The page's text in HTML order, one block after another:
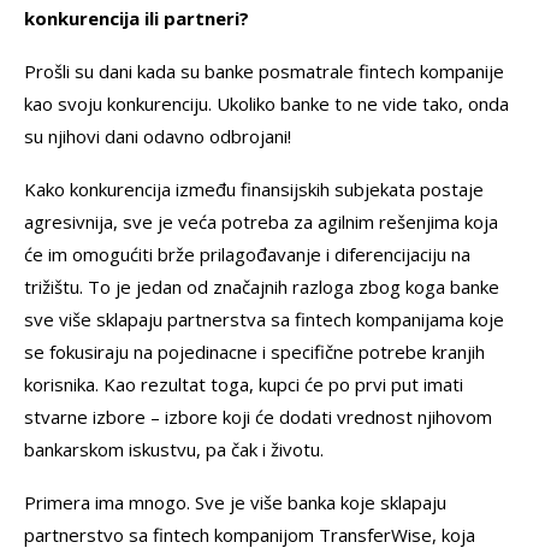
konkurencija ili partneri?
Prošli su dani kada su banke posmatrale fintech kompanije
kao svoju konkurenciju. Ukoliko banke to ne vide tako, onda
su njihovi dani odavno odbrojani!
Kako konkurencija između finansijskih subjekata postaje
agresivnija, sve je veća potreba za agilnim rešenjima koja
će im omogućiti brže prilagođavanje i diferencijaciju na
trižištu. To je jedan od značajnih razloga zbog koga banke
sve više sklapaju partnerstva sa fintech kompanijama koje
se fokusiraju na pojedinacne i specifične potrebe kranjih
korisnika. Kao rezultat toga, kupci će po prvi put imati
stvarne izbore – izbore koji će dodati vrednost njihovom
bankarskom iskustvu, pa čak i životu.
Primera ima mnogo. Sve je više banka koje sklapaju
partnerstvo sa fintech kompanijom TransferWise, koja